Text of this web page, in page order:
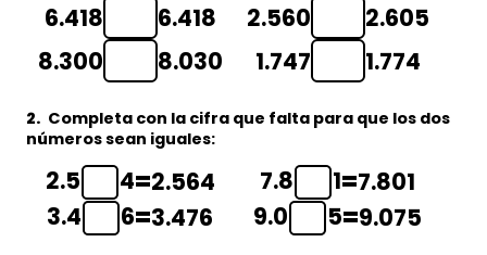
6.418
6.418 2.560
2.605
8.300
8.030 1.747 1.774
2. Completa con la cifra que falta para que los dos
números sean iguales:
2.5 4=2.564 7.8 1=7.801
3.4
6=3.476 9.0 5=9.075